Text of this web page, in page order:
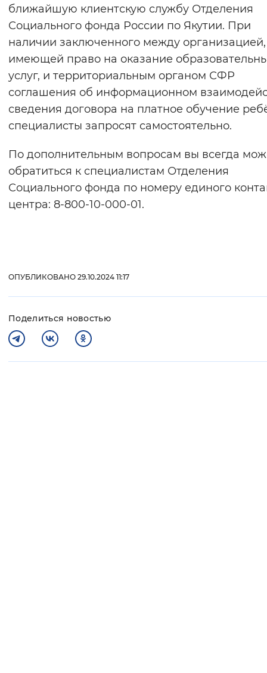
ближайшую клиентскую службу Отделения
Социального фонда России по Якутии. При
наличии заключенного между организацией,
имеющей право на оказание
услуг, и территориальным органом СФР
соглашения об информационном
сведения договора на платное обучение
специалисты запросят самостоятельно.
По дополнительным вопросам вы всегда
обратиться к специалистам Отделения
Социального фонда по номеру единого
центра: 8-800-10-000-01.
ОПУБЛИКОВАНО 29.10.2024 11:17
Поделиться новостью